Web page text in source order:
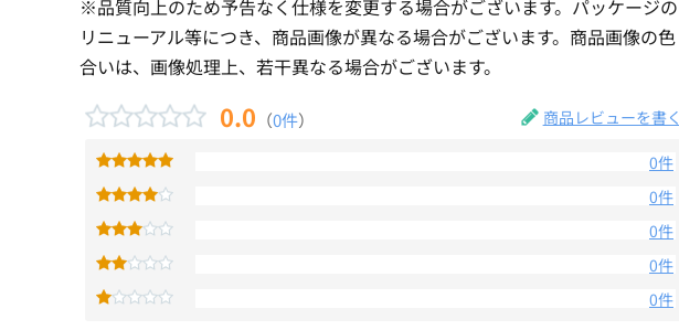
※品質向上のため予告なく仕様を変更する場合がございます。パッケージの
リニューアル等につき、商品画像が異なる場合がございます。商品画像の色
合いは、画像処理上、若干異なる場合がございます。
0.0 （0件） 商品レビューを書く
0件
0件
0件
0件
0件